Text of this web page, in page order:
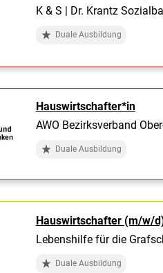
K & S | Dr. Krantz
Duale Ausbildung
Hauswirtschafter*in
AWO Bezirksverband
Duale Ausbildung
Hauswirtschafter (m/w/
Lebenshilfe für die
Duale Ausbildung